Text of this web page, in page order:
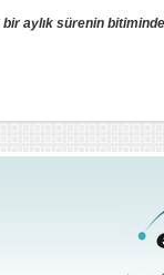
bir aylık sürenin